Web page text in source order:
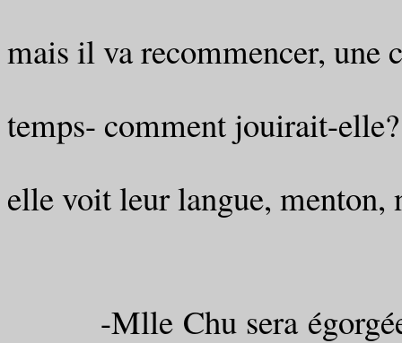
mais il va recommencer, une
temps- comment jouirait-
elle voit leur langue, menton,
-Mlle Chu sera égorgée-